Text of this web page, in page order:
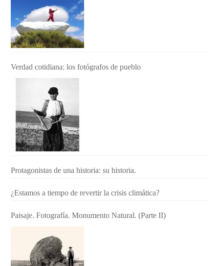
Verdad cotidiana: los fotógrafos de pueblo
Protagonistas de una historia: su historia.
¿Estamos a tiempo de revertir la crisis climática?
Paisaje. Fotografía. Monumento Natural. (Parte II)